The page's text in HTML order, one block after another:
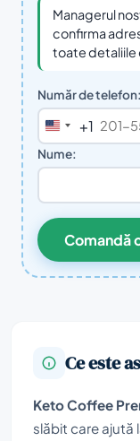
Managerul
confirma
toate detaliile
Număr de telefon:
United
States
+1
Nume:
Comandă
Ce este
Keto Coffee
slăbit care ajută